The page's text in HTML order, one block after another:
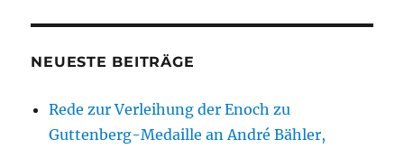
NEUESTE BEITRÄGE
Rede zur Verleihung der Enoch zu
Guttenberg-Medaille an André Bähler,